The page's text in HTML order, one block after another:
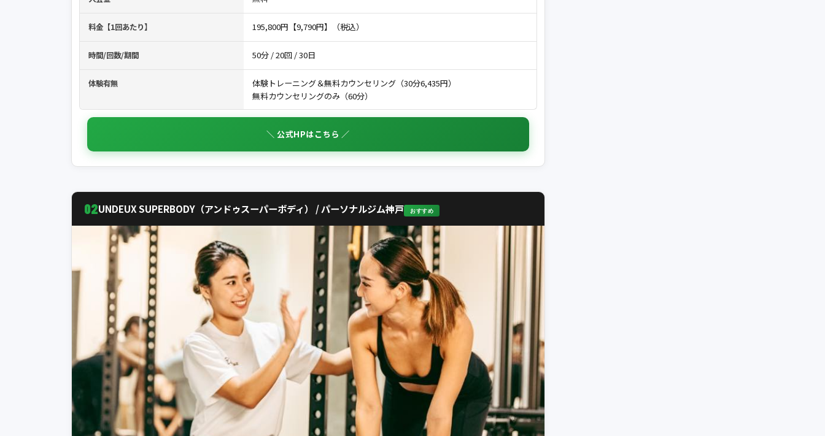
料金【1回あたり】 195,800円【9,790円】（税込）
時間/回数/期間 50分 / 20回 / 30日
体験有無
体験トレーニング＆無料カウンセリング（30分6,435円）
無料カウンセリングのみ（60分）
＼ 公式HPはこちら ／
02UNDEUX SUPERBODY（アンドゥスーパーボディ） / パーソナルジム神戸 おすすめ